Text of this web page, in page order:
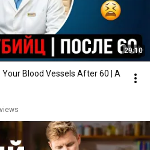
29:10
Blood Vessels After 60 | A